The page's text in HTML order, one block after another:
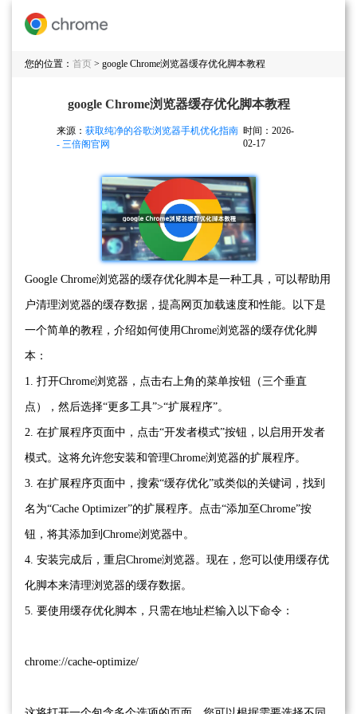
您的位置： 首页 > google Chrome浏览器缓存优化脚本教程
google Chrome浏览器缓存优化脚本教程
来源： 获取纯净的谷歌浏览器手机优化指南
- 三倍阁官网
时间：2026-
02-17
Google Chrome浏览器的缓存优化脚本是一种工具，可以帮助用
户清理浏览器的缓存数据，提高网页加载速度和性能。以下是
一个简单的教程，介绍如何使用Chrome浏览器的缓存优化脚
本：
1. 打开Chrome浏览器，点击右上角的菜单按钮（三个垂直
点），然后选择“更多工具”>“扩展程序”。
2. 在扩展程序页面中，点击“开发者模式”按钮，以启用开发者
模式。这将允许您安装和管理Chrome浏览器的扩展程序。
3. 在扩展程序页面中，搜索“缓存优化”或类似的关键词，找到
名为“Cache Optimizer”的扩展程序。点击“添加至Chrome”按
钮，将其添加到Chrome浏览器中。
4. 安装完成后，重启Chrome浏览器。现在，您可以使用缓存优
化脚本来清理浏览器的缓存数据。
5. 要使用缓存优化脚本，只需在地址栏输入以下命令：
chrome://cache-optimize/